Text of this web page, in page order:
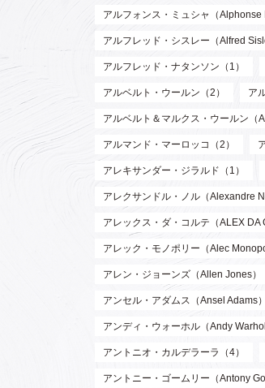
アルフォンス・ミュシャ（Alphonse
アルフレッド・シスレー（Alfred
アルフレッド・ナタンソン（1）
アルベルト・ウールン（2） ア
アルベルト＆マルクス・ウールン（
アルマンド・マーロッコ（2）
アレキサンダー・ジラルド（1）
アレクサンドル・ノル（Alexandre
アレックス・ダ・コルテ（ALEX DA
アレック・モノポリー（Alec
アレン・ジョーンズ（Allen Jones）
アンセル・アダムス（Ansel Adams
アンディ・ウォーホル（Andy
アントニオ・カルデラーラ（4）
アントニー・ゴームリー（Antony